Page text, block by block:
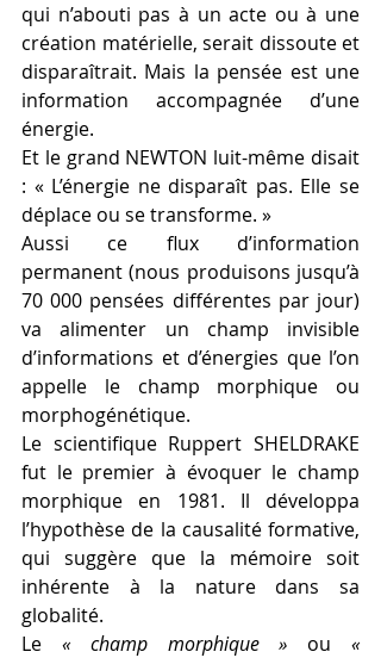
qui n’abouti pas à un acte ou à une
création matérielle, serait dissoute et
disparaîtrait. Mais la pensée est une
information accompagnée d’une
énergie.
Et le grand NEWTON luit-même disait
: « L’énergie ne disparaît pas. Elle se
déplace ou se transforme. »
Aussi ce flux d’information
permanent (nous produisons jusqu’à
70 000 pensées différentes par jour)
va alimenter un champ invisible
d’informations et d’énergies que l’on
appelle le champ morphique ou
morphogénétique.
Le scientifique Ruppert SHELDRAKE
fut le premier à évoquer le champ
morphique en 1981. Il développa
l’hypothèse de la causalité formative,
qui suggère que la mémoire soit
inhérente à la nature dans sa
globalité.
Le « champ morphique » ou «